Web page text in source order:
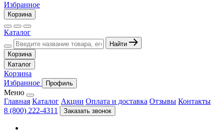
Избранное
Корзина
Каталог
Найти
Корзина
Каталог
Корзина
Избранное
Профиль
Меню
Главная Каталог Акции Оплата и доставка Отзывы Контакты
8 (800) 222-4311
Заказать звонок